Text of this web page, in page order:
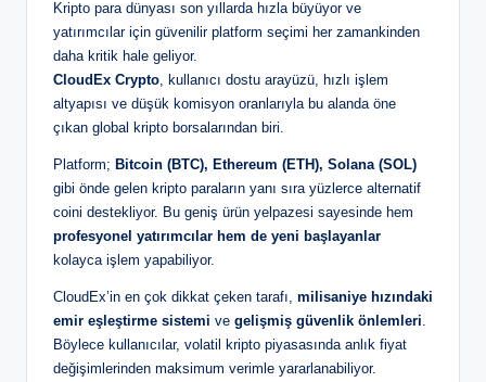
Kripto para dünyası son yıllarda hızla büyüyor ve
yatırımcılar için güvenilir platform seçimi her zamankinden
daha kritik hale geliyor.
CloudEx Crypto, kullanıcı dostu arayüzü, hızlı işlem
altyapısı ve düşük komisyon oranlarıyla bu alanda öne
çıkan global kripto borsalarından biri.
Platform; Bitcoin (BTC), Ethereum (ETH), Solana (SOL)
gibi önde gelen kripto paraların yanı sıra yüzlerce alternatif
coini destekliyor. Bu geniş ürün yelpazesi sayesinde hem
profesyonel yatırımcılar hem de yeni başlayanlar
kolayca işlem yapabiliyor.
CloudEx’in en çok dikkat çeken tarafı, milisaniye hızındaki
emir eşleştirme sistemi ve gelişmiş güvenlik önlemleri.
Böylece kullanıcılar, volatil kripto piyasasında anlık fiyat
değişimlerinden maksimum verimle yararlanabiliyor.